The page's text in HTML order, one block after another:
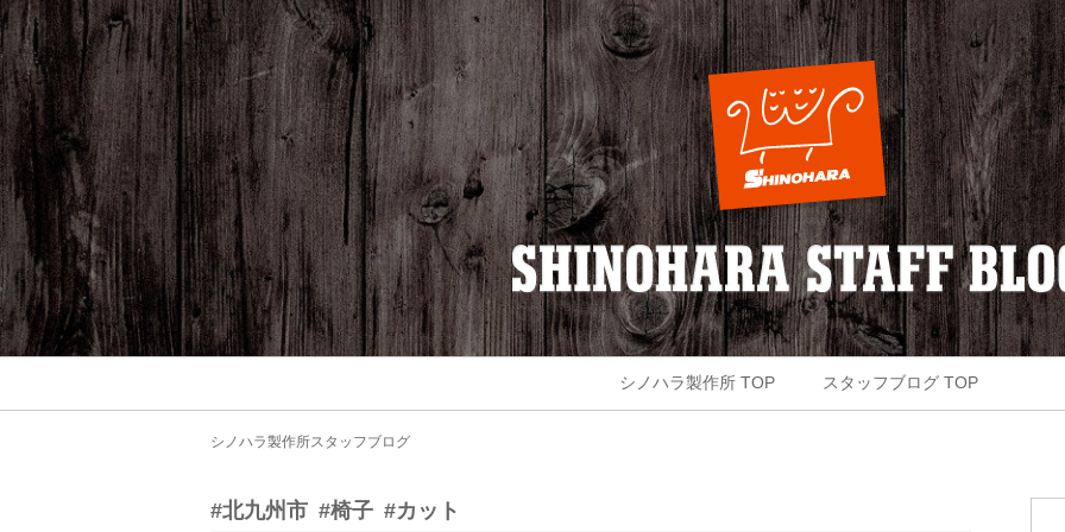
シノハラ製作所 TOP スタッフブログ TOP
シノハラ製作所スタッフブログ
#北九州市 #椅子 #カット